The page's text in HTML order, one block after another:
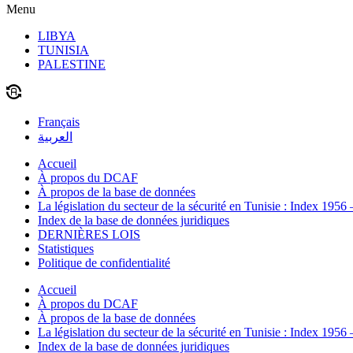
Menu
LIBYA
TUNISIA
PALESTINE
Français
العربية
Accueil
À propos du DCAF
À propos de la base de données
La législation du secteur de la sécurité en Tunisie : Index 1956
Index de la base de données juridiques
DERNIÈRES LOIS
Statistiques
Politique de confidentialité
Accueil
À propos du DCAF
À propos de la base de données
La législation du secteur de la sécurité en Tunisie : Index 1956
Index de la base de données juridiques